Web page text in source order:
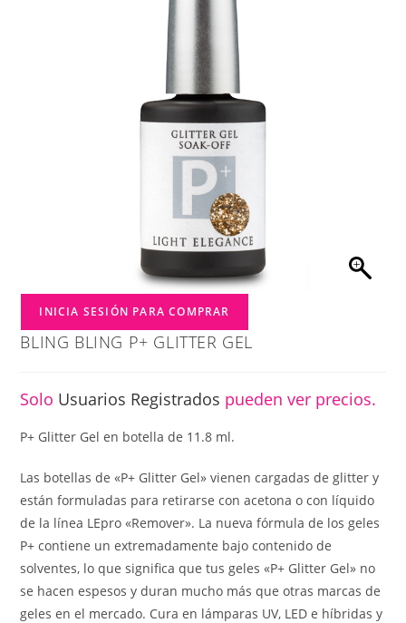
INICIA SESIÓN PARA COMPRAR
BLING BLING P+ GLITTER GEL
Solo Usuarios Registrados pueden ver precios.
P+ Glitter Gel en botella de 11.8 ml.
Las botellas de «P+ Glitter Gel» vienen cargadas de glitter y
están formuladas para retirarse con acetona o con líquido
de la línea LEpro «Remover». La nueva fórmula de los geles
P+ contiene un extremadamente bajo contenido de
solventes, lo que significa que tus geles «P+ Glitter Gel» no
se hacen espesos y duran mucho más que otras marcas de
geles en el mercado. Cura en lámparas UV, LED e híbridas y